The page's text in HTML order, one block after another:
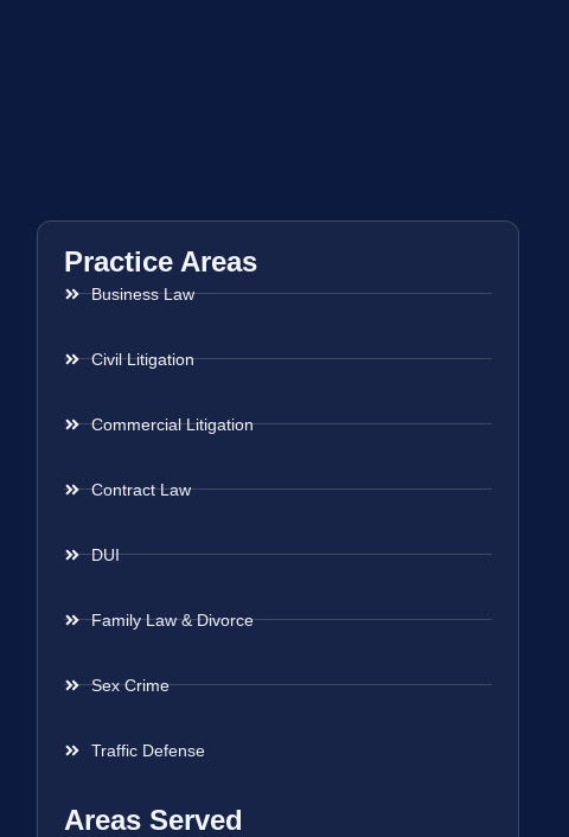
Practice Areas
Business Law
Civil Litigation
Commercial Litigation
Contract Law
DUI
Family Law & Divorce
Sex Crime
Traffic Defense
Areas Served